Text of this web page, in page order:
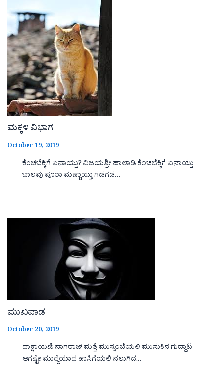
ಮಕ್ಕಳ ವಿಭಾಗ
October 19, 2019
ಕೆಂಚಬೆಕ್ಕಿಗೆ ಏನಾಯ್ತು? ವಿಜಯಶ್ರೀ ಹಾಲಾಡಿ ಕೆಂಚಬೆಕ್ಕಿಗೆ ಏನಾಯ್ತು
ಬಾಲವು ಪೂರಾ ಮಣ್ಣಾಯ್ತು ಗಡಗಡ…
ಮುಖವಾಡ
October 20, 2019
ದಾಕ್ಷಾಯಣಿ ನಾಗರಾಜ್ ಮತ್ತೆ ಮುಸ್ಸಂಜೆಯಲಿ ಮುಸುಕಿನ ಗುದ್ದಾಟ
ಆಗಷ್ಟೇ ಮುದ್ದೆಯಾದ ಹಾಸಿಗೆಯಲಿ ನಲುಗಿದ…